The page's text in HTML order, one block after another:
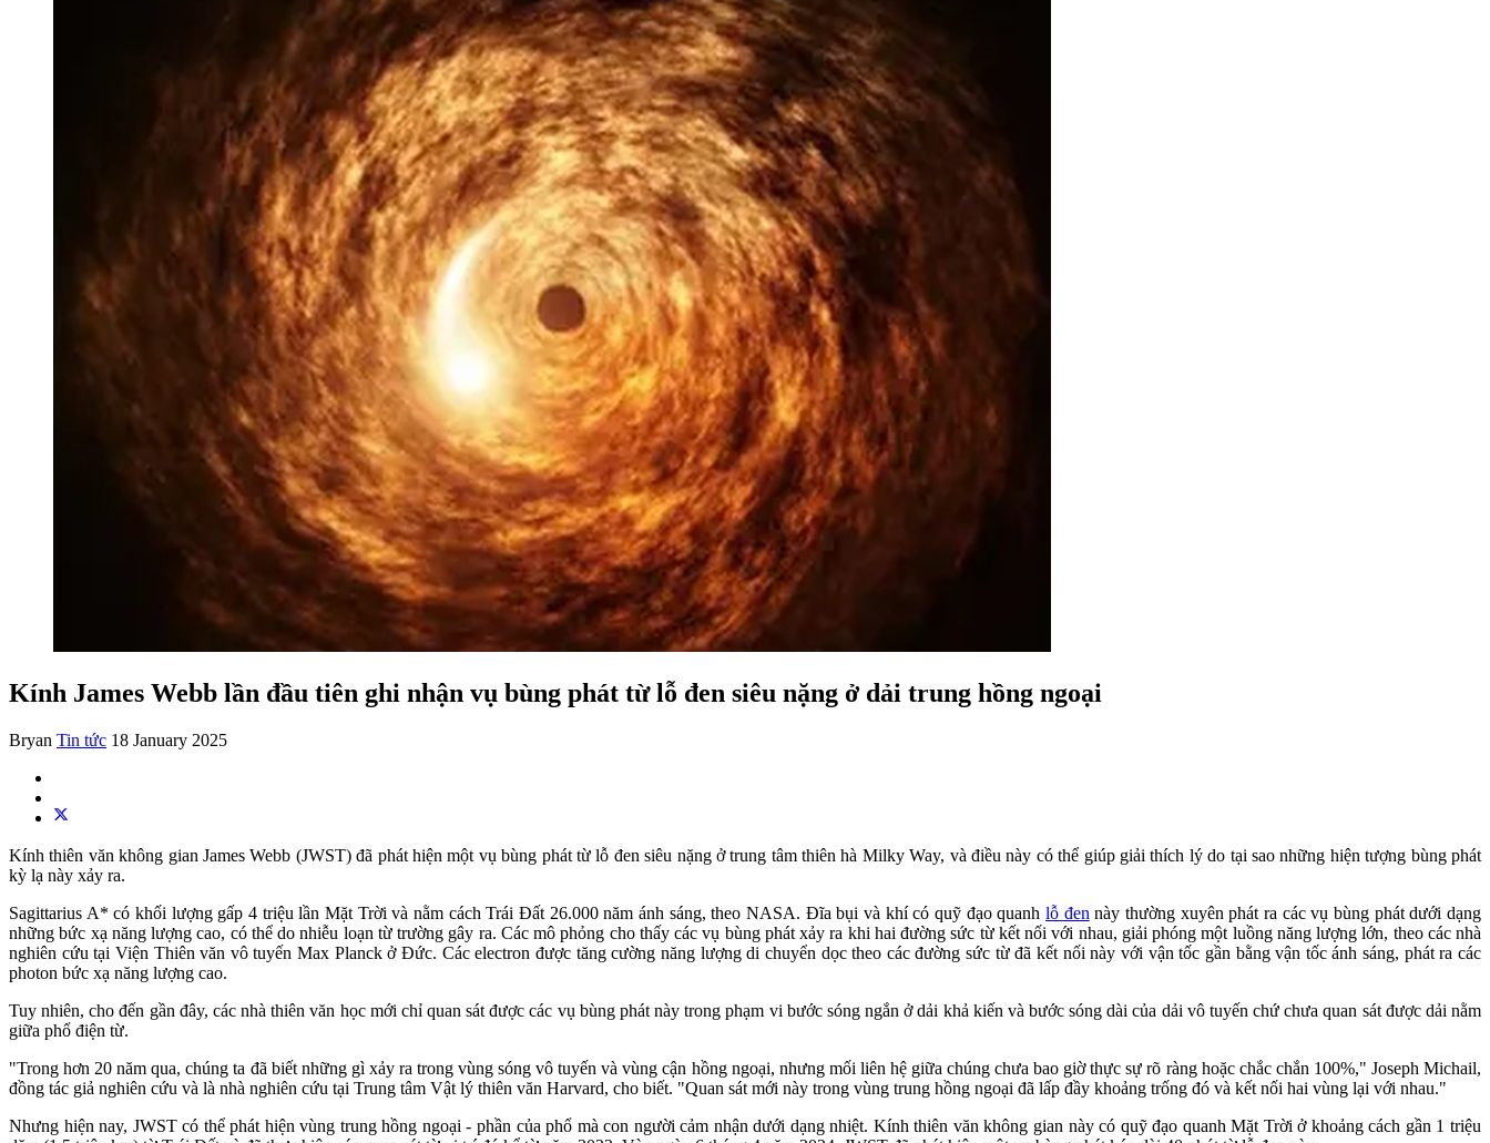
Kính James Webb lần đầu tiên ghi nhận vụ bùng phát từ lỗ đen siêu nặng ở dải trung hồng ngoại
Bryan Tin tức 18 January 2025
Kính thiên văn không gian James Webb (JWST) đã phát hiện một vụ bùng phát từ lỗ đen siêu nặng ở trung tâm thiên hà Milky Way, và điều này có thể giúp giải thích lý do tại sao những hiện tượng bùng phát
kỳ lạ này xảy ra.
Sagittarius A* có khối lượng gấp 4 triệu lần Mặt Trời và nằm cách Trái Đất 26.000 năm ánh sáng, theo NASA. Đĩa bụi và khí có quỹ đạo quanh lỗ đen này thường xuyên phát ra các vụ bùng phát dưới dạng
những bức xạ năng lượng cao, có thể do nhiễu loạn từ trường gây ra. Các mô phỏng cho thấy các vụ bùng phát xảy ra khi hai đường sức từ kết nối với nhau, giải phóng một luồng năng lượng lớn, theo các nhà
nghiên cứu tại Viện Thiên văn vô tuyến Max Planck ở Đức. Các electron được tăng cường năng lượng di chuyển dọc theo các đường sức từ đã kết nối này với vận tốc gần bằng vận tốc ánh sáng, phát ra các
photon bức xạ năng lượng cao.
Tuy nhiên, cho đến gần đây, các nhà thiên văn học mới chỉ quan sát được các vụ bùng phát này trong phạm vi bước sóng ngắn ở dải khả kiến và bước sóng dài của dải vô tuyến chứ chưa quan sát được dải nằm
giữa phổ điện từ.
"Trong hơn 20 năm qua, chúng ta đã biết những gì xảy ra trong vùng sóng vô tuyến và vùng cận hồng ngoại, nhưng mối liên hệ giữa chúng chưa bao giờ thực sự rõ ràng hoặc chắc chắn 100%," Joseph Michail,
đồng tác giả nghiên cứu và là nhà nghiên cứu tại Trung tâm Vật lý thiên văn Harvard, cho biết. "Quan sát mới này trong vùng trung hồng ngoại đã lấp đầy khoảng trống đó và kết nối hai vùng lại với nhau."
Nhưng hiện nay, JWST có thể phát hiện vùng trung hồng ngoại - phần của phổ mà con người cảm nhận dưới dạng nhiệt. Kính thiên văn không gian này có quỹ đạo quanh Mặt Trời ở khoảng cách gần 1 triệu